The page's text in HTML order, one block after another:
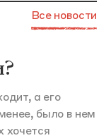
Все новости
а его
было в нем
хочется